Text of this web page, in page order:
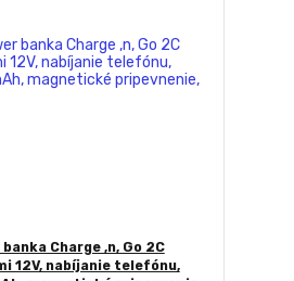
Charge ,n, Go 2C
12V, nabíjanie telefónu,